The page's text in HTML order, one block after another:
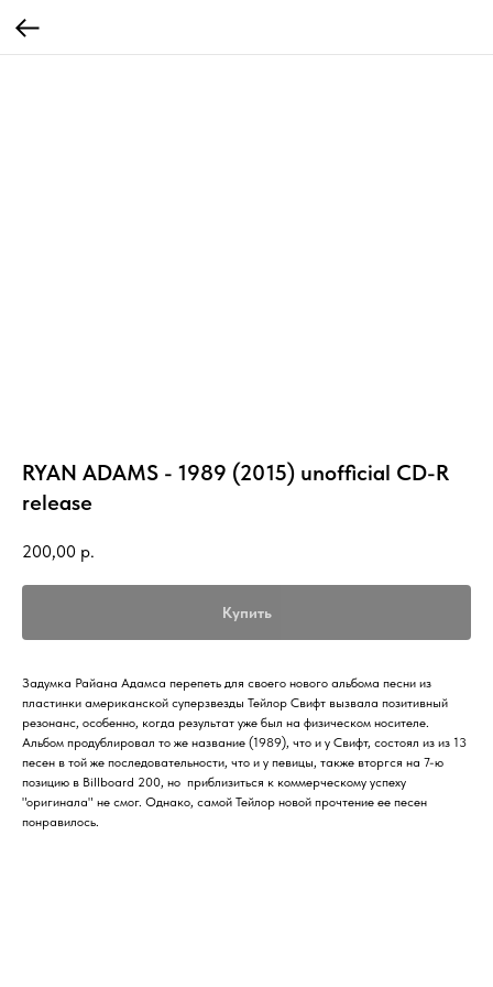
RYAN ADAMS - 1989 (2015) unofficial CD-R
release
200,00 р.
Купить
Задумка Райана Адамса перепеть для своего нового альбома песни из
пластинки американской суперзвезды Тейлор Свифт вызвала позитивный
резонанс, особенно, когда результат уже был на физическом носителе.
Альбом продублировал то же название (1989), что и у Свифт, состоял из из 13
песен в той же последовательности, что и у певицы, также вторгся на 7-ю
позицию в Billboard 200, но приблизиться к коммерческому успеху
"оригинала" не смог. Однако, самой Тейлор новой прочтение ее песен
понравилось.